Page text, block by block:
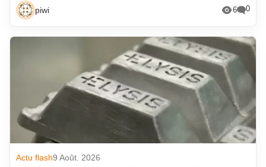
piwi 6 0
Actu flash9 Août. 2026